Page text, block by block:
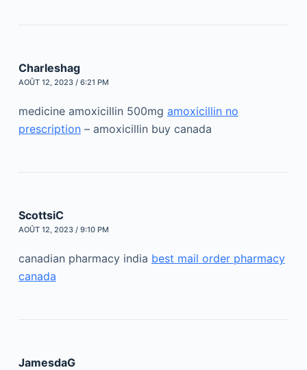
Charleshag
AOÛT 12, 2023 / 6:21 PM
medicine amoxicillin 500mg amoxicillin no
prescription– amoxicillin buy canada
ScottsiC
AOÛT 12, 2023 / 9:10 PM
canadian pharmacy india best mail order pharmacy
canada
JamesdaG